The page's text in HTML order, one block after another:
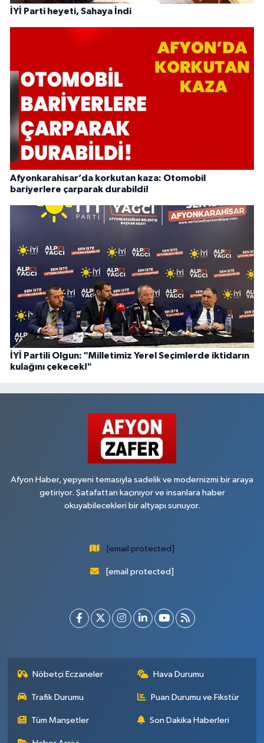
İYİ Parti heyeti, Sahaya İndi
Afyonkarahisar’da korkutan kaza: Otomobil
bariyerlere çarparak durabildi!
İYİ Partili Olgun: "Milletimiz Yerel Seçimlerde iktidarın
kulağını çekecek!"
Afyon Haber, yepyeni temasıyla sadelik ve modernizmi bir araya
getiriyor. Şatafattan kaçınıyor ve insanlara haber
okuyabilecekleri bir altyapı sunuyor.
[email protected]
[email protected]
Nöbetçi Eczaneler Hava Durumu
Trafik Durumu Puan Durumu ve Fikstür
Tüm Manşetler Son Dakika Haberleri